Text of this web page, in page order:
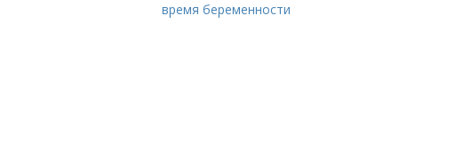
время беременности